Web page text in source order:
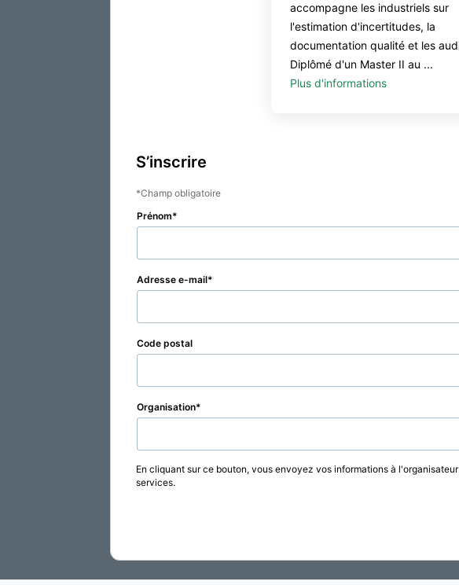
accompagne les industriels sur
l'estimation d'incertitudes, la
documentation qualité et les
Diplômé d'un Master II au ...
Plus d'informations
S’inscrire
Champ obligatoire
Prénom
Adresse e-mail
Code postal
Organisation
En cliquant sur ce bouton, vous envoyez vos informations à
services.